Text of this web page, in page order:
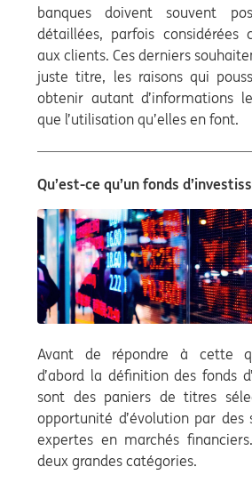
banques doivent souvent
détaillées, parfois considérées
aux clients. Ces derniers
juste titre, les raisons qui
obtenir autant d’informations
que l’utilisation qu’elles en font.
Qu’est-ce qu’un fonds
Avant de répondre à cette
d’abord la définition des fonds
sont des paniers de titres
opportunité d’évolution par des
expertes en marchés
deux grandes catégories.